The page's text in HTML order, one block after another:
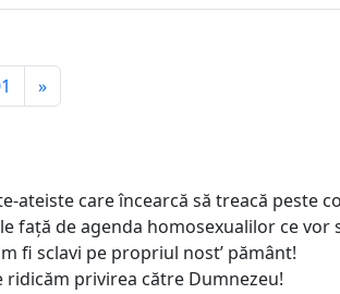
»
ateiste care încearcă să treacă peste
față de agenda homosexualilor ce vor
fi sclavi pe propriul nost’ pământ!
ridicăm privirea către Dumnezeu!